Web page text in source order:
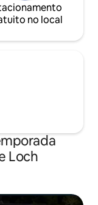
no local
Loch